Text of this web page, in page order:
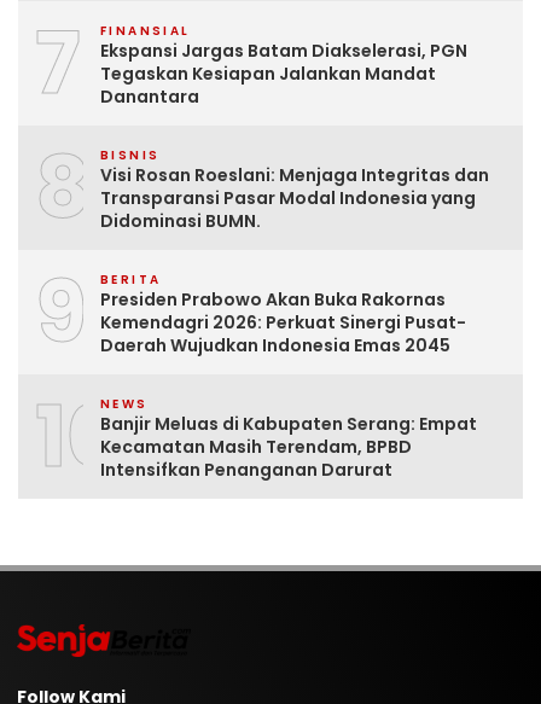
7 FINANSIAL
Ekspansi Jargas Batam Diakselerasi, PGN
Tegaskan Kesiapan Jalankan Mandat
Danantara
8 BISNIS
Visi Rosan Roeslani: Menjaga Integritas dan
Transparansi Pasar Modal Indonesia yang
Didominasi BUMN.
9 BERITA
Presiden Prabowo Akan Buka Rakornas
Kemendagri 2026: Perkuat Sinergi Pusat-
Daerah Wujudkan Indonesia Emas 2045
10NEWS
Banjir Meluas di Kabupaten Serang: Empat
Kecamatan Masih Terendam, BPBD
Intensifkan Penanganan Darurat
Follow Kami